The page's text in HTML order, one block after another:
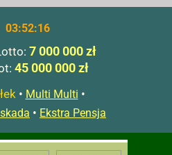
03:52:17
7 000 000 zł
45 000 000 zł
• Multi Multi •
• Ekstra Pensja